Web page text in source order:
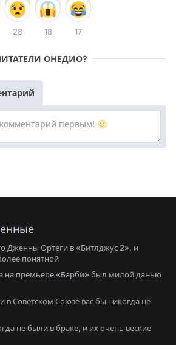
28 18 17
ОНЕДИО?
Дженны Ортеги в «Битлджус 2», и
понятной
на премьере «Барби» был милой данью
в Советском Союзе вас бы никогда не
не были в браке, и их очень веские